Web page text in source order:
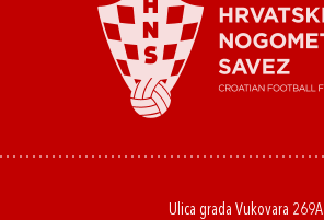
Ulica grada Vukovara 269A